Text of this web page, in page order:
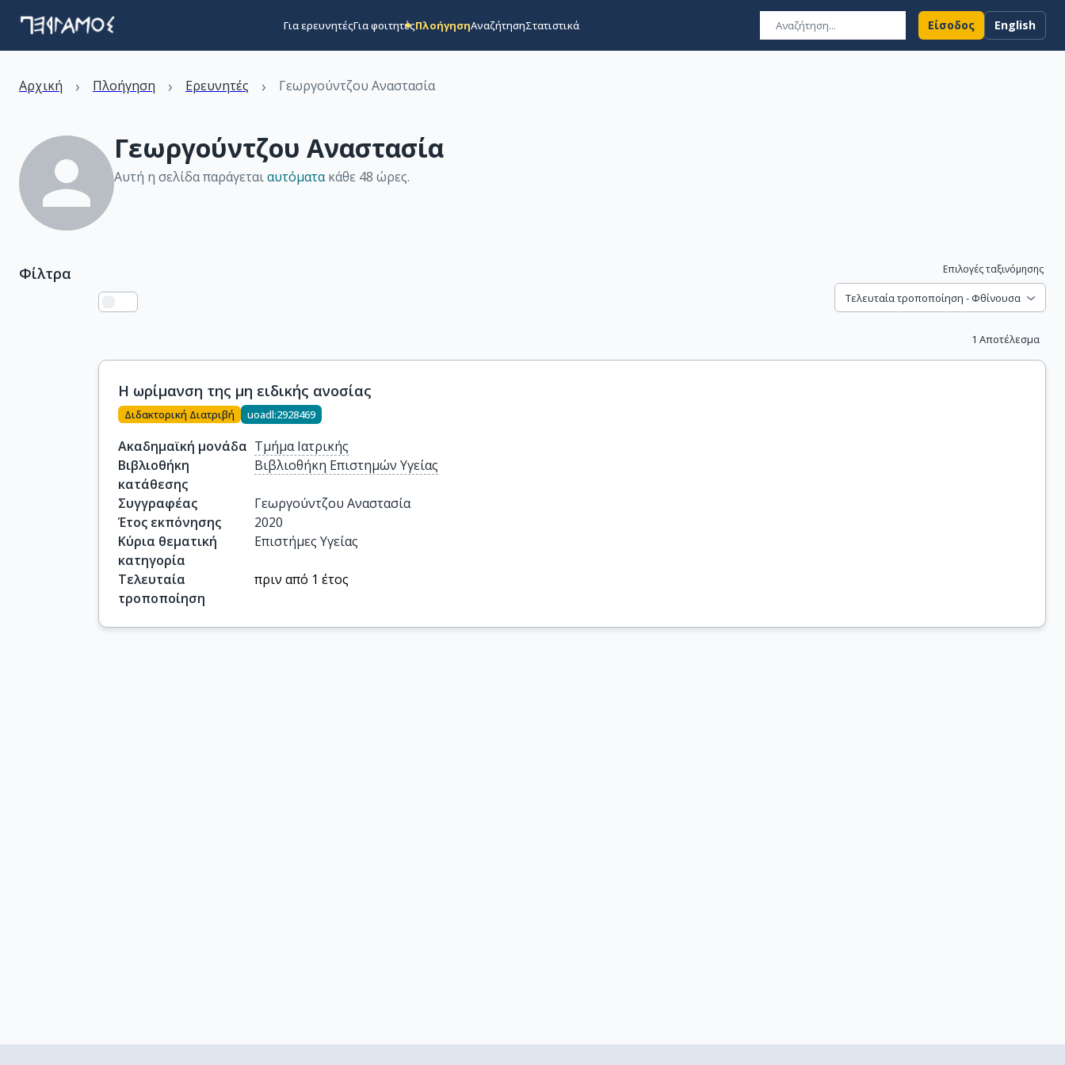
Για ερευνητέςΓια φοιτητέςΠλοήγησηΑναζήτησηΣτατιστικά Είσοδος English
Αρχική › Πλοήγηση › Ερευνητές › Γεωργούντζου Αναστασία
Γεωργούντζου Αναστασία
Αυτή η σελίδα παράγεταιαυτόματακάθε 48 ώρες.
Φίλτρα Επιλογές ταξινόμησης
Τελευταία τροποποίηση - Φθίνουσα
1 Αποτέλεσμα
Η ωρίμανση της μη ειδικής ανοσίας
Διδακτορική Διατριβή uoadl:2928469
Ακαδημαϊκή μονάδα Τμήμα Ιατρικής
Βιβλιοθήκη
κατάθεσης
Βιβλιοθήκη Επιστημών Υγείας
Συγγραφέας
Γεωργούντζου Αναστασία
Έτος εκπόνησης
2020
Κύρια θεματική
κατηγορία
Επιστήμες Υγείας
Τελευταία
τροποποίηση
πριν από 1 έτος